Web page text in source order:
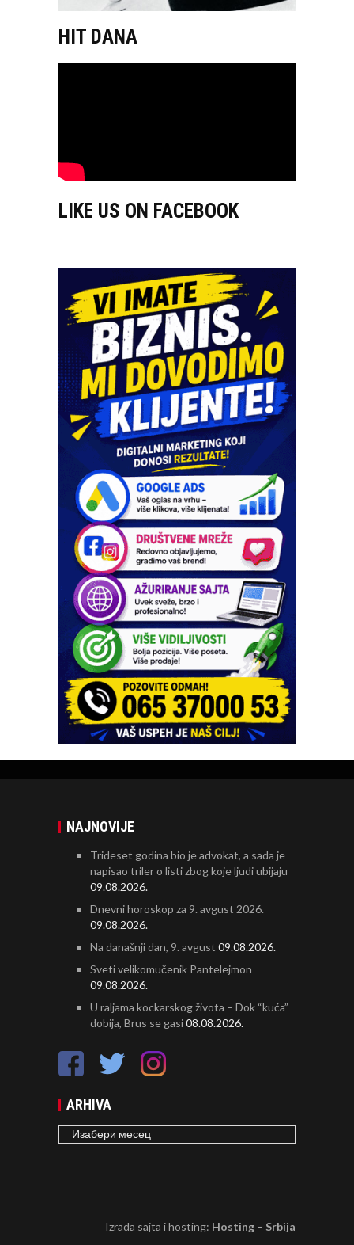
HIT DANA
LIKE US ON FACEBOOK
NAJNOVIJE
Trideset godina bio je advokat, a sada je
napisao triler o listi zbog koje ljudi ubijaju
09.08.2026.
Dnevni horoskop za 9. avgust 2026.
09.08.2026.
Na današnji dan, 9. avgust 09.08.2026.
Sveti velikomučenik Pantelejmon
09.08.2026.
U raljama kockarskog života – Dok “kuća”
dobija, Brus se gasi08.08.2026.
ARHIVA
ARHIVA
Izrada sajta i hosting: Hosting – Srbija